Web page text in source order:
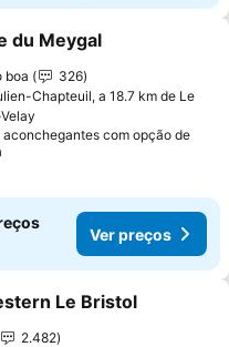
aos favoritos
du Meygal
boa
326
Chapteuil, a 18.7 km de Le
aconchegantes com opção de
Ver preços
aos favoritos
Le Bristol
2.482